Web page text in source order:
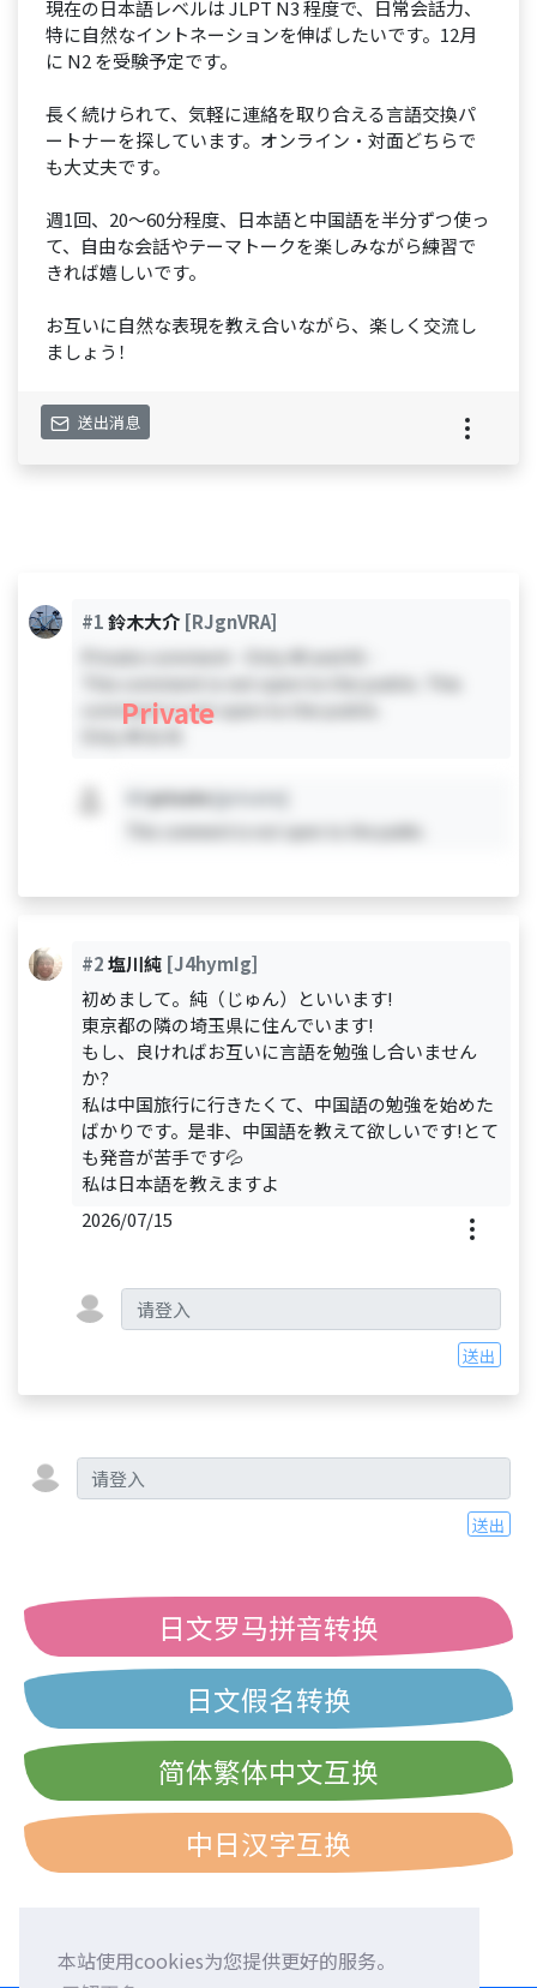
本站使用cookies为您提供更好的服务。
現在の日本語レベルは JLPT N3 程度で、日常会話力、
特に自然なイントネーションを伸ばしたいです。12月
に N2 を受験予定です。
長く続けられて、気軽に連絡を取り合える言語交換パ
ートナーを探しています。オンライン・対面どちらで
も大丈夫です。
週1回、20〜60分程度、日本語と中国語を半分ずつ使っ
て、自由な会話やテーマトークを楽しみながら練習で
きれば嬉しいです。
お互いに自然な表現を教え合いながら、楽しく交流し
ましょう！
送出消息
#1鈴木大介 [RJgnVRA]
Private comment - Only #0 and #1 -
This comment is not open to the public. This
comment is not open to the public.
Private
private [private]
This comment is not open to the public.
#2塩川純 [J4hymIg]
初めまして。純（じゅん）といいます!
東京都の隣の埼玉県に住んでいます!
もし、良ければお互いに言語を勉強し合いません
か?
私は中国旅行に行きたくて、中国語の勉強を始めた
ばかりです。是非、中国語を教えて欲しいです!とて
も発音が苦手です💦
私は日本語を教えますよ
2026/07/15
送出
送出
日文罗马拼音转换
日文假名转换
简体繁体中文互换
中日汉字互换